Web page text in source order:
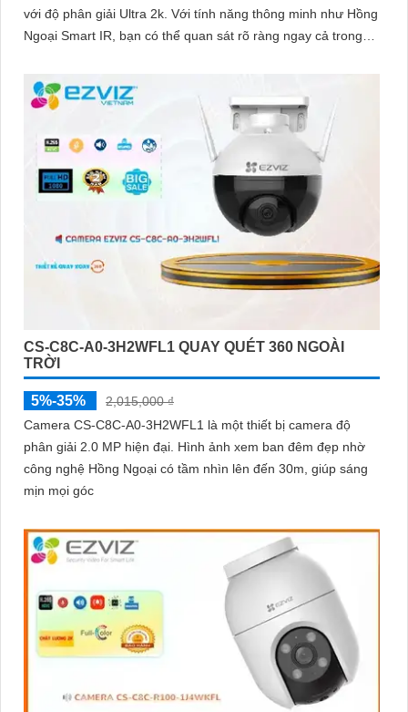
với độ phân giải Ultra 2k. Với tính năng thông minh như Hồng
Ngoại Smart IR, bạn có thể quan sát rõ ràng ngay cả trong
CS-C8C-A0-3H2WFL1 QUAY QUÉT 360 NGOÀI
TRỜI
5%-35%
2,015,000 ₫
Camera CS-C8C-A0-3H2WFL1 là một thiết bị camera độ
phân giải 2.0 MP hiện đại. Hình ảnh xem ban đêm đẹp nhờ
công nghệ Hồng Ngoại có tầm nhìn lên đến 30m, giúp sáng
mịn mọi góc